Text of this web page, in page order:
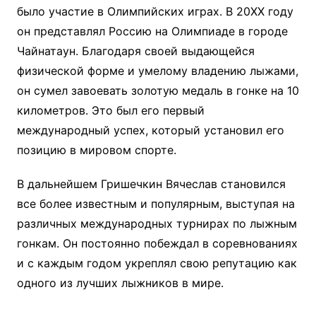
было участие в Олимпийских играх. В 20XX году
он представлял Россию на Олимпиаде в городе
Чайнатаун. Благодаря своей выдающейся
физической форме и умелому владению лыжами,
он сумел завоевать золотую медаль в гонке на 10
километров. Это был его первый
международный успех, который установил его
позицию в мировом спорте.
В дальнейшем Гришечкин Вячеслав становился
все более известным и популярным, выступая на
различных международных турнирах по лыжным
гонкам. Он постоянно побеждал в соревнованиях
и с каждым годом укреплял свою репутацию как
одного из лучших лыжников в мире.